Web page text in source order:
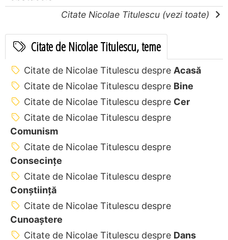
Citate Nicolae Titulescu (vezi toate)
Citate de Nicolae Titulescu, teme
Citate de Nicolae Titulescu despre Acasă
Citate de Nicolae Titulescu despre Bine
Citate de Nicolae Titulescu despre Cer
Citate de Nicolae Titulescu despre
Comunism
Citate de Nicolae Titulescu despre
Consecințe
Citate de Nicolae Titulescu despre
Conștiință
Citate de Nicolae Titulescu despre
Cunoaștere
Citate de Nicolae Titulescu despre Dans